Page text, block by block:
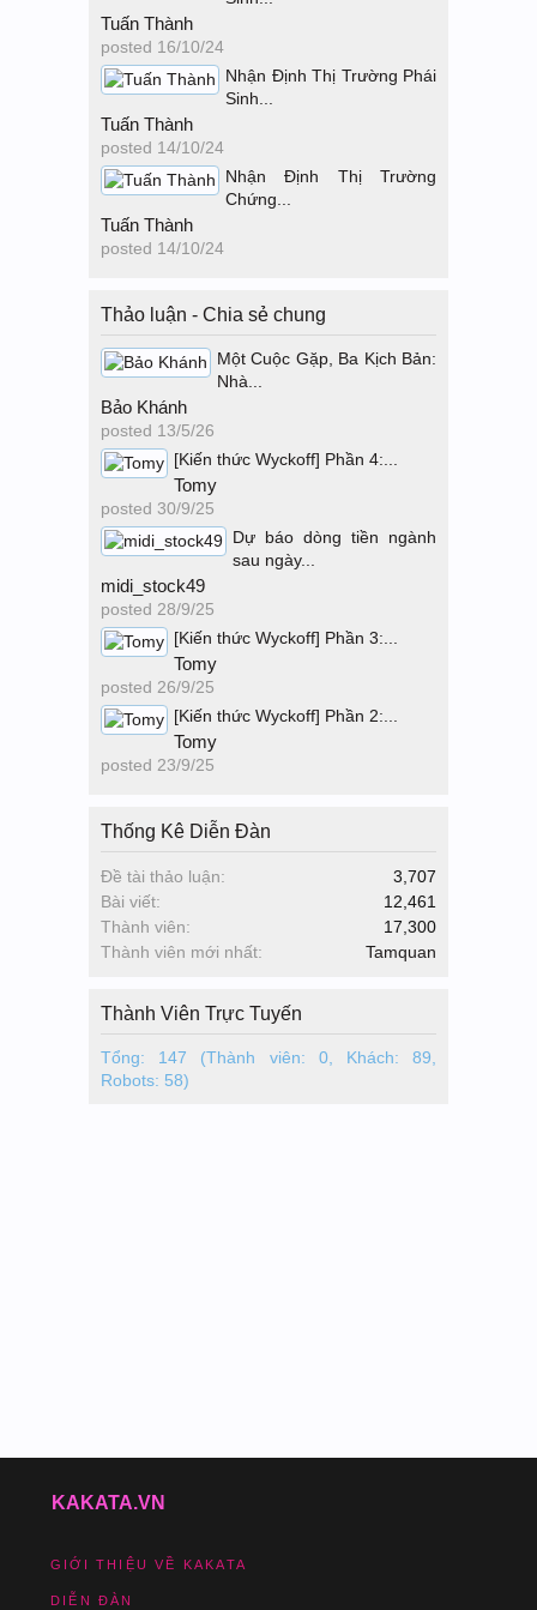
Tuấn Thành
posted 16/10/24
Nhận Định Thị Trường Phái
Sinh...
Tuấn Thành
posted 14/10/24
Nhận Định Thị Trường
Chứng...
Tuấn Thành
posted 14/10/24
Thảo luận - Chia sẻ chung
Một Cuộc Gặp, Ba Kịch Bản:
Nhà...
Bảo Khánh
posted 13/5/26
[Kiến thức Wyckoff] Phần 4:...
Tomy
posted 30/9/25
Dự báo dòng tiền ngành
sau ngày...
midi_stock49
posted 28/9/25
[Kiến thức Wyckoff] Phần 3:...
Tomy
posted 26/9/25
[Kiến thức Wyckoff] Phần 2:...
Tomy
posted 23/9/25
Thống Kê Diễn Đàn
Đề tài thảo luận:
3,707
Bài viết:
12,461
Thành viên:
17,300
Thành viên mới nhất:
Tamquan
Thành Viên Trực Tuyến
Tổng: 147 (Thành viên: 0, Khách: 89,
Robots: 58)
KAKATA.VN
GIỚI THIỆU VỀ KAKATA
DIỄN ĐÀN